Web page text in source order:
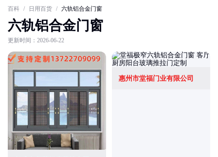
百科 / 日用百货 / 六轨铝合金门窗
六轨铝合金门窗
更新时间：2026-06-22
惠州市堂福门业有限公司